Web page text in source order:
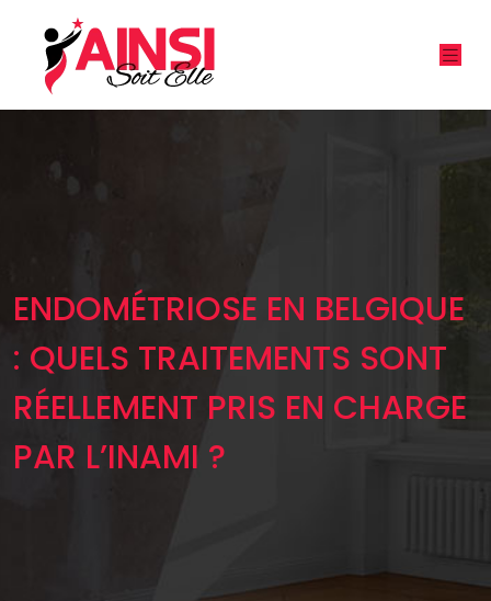
ENDOMÉTRIOSE EN BELGIQUE
: QUELS TRAITEMENTS SONT
RÉELLEMENT PRIS EN CHARGE
PAR L’INAMI ?